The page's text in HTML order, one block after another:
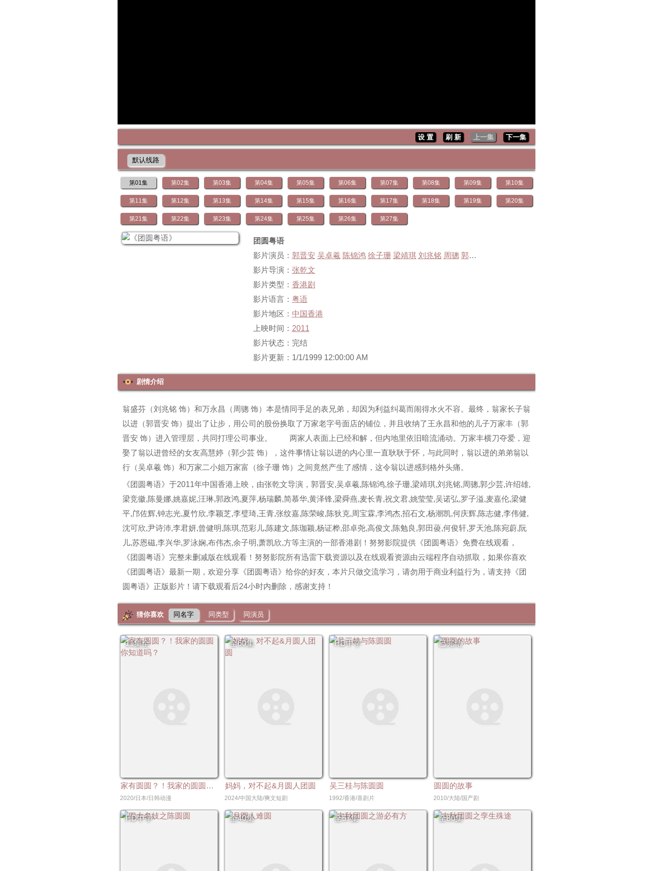
设 置 刷 新 上一集 下一集
默认线路
第01集 第02集 第03集 第04集 第05集 第06集 第07集 第08集 第09集 第10集
第11集 第12集 第13集 第14集 第15集 第16集 第17集 第18集 第19集 第20集
第21集 第22集 第23集 第24集 第25集 第26集 第27集
团圆粤语
影片演员： 郭晋安 吴卓羲 陈锦鸿 徐子珊 梁靖琪 刘兆铭 周骢 郭少芸
影片导演： 张乾文
影片类型： 香港剧
影片语言： 粤语
影片地区： 中国香港
上映时间： 2011
影片状态：完结
影片更新：1/1/1999 12:00:00 AM
剧情介绍
翁盛芬（刘兆铭 饰）和万永昌（周骢 饰）本是情同手足的表兄弟，却因为利益纠葛而闹得水火不容。最终，翁家长子翁
以进（郭晋安 饰）提出了让步，用公司的股份换取了万家老字号面店的铺位，并且收纳了王永昌和他的儿子万家丰（郭
晋安 饰）进入管理层，共同打理公司事业。 两家人表面上已经和解，但内地里依旧暗流涌动。万家丰横刀夺爱，迎
娶了翁以进曾经的女友高慧婷（郭少芸 饰），这件事情让翁以进的内心里一直耿耿于怀，与此同时，翁以进的弟弟翁以
行（吴卓羲 饰）和万家二小姐万家富（徐子珊 饰）之间竟然产生了感情，这令翁以进感到格外头痛。
《团圆粤语》于2011年中国香港上映，由张乾文导演，郭晋安,吴卓羲,陈锦鸿,徐子珊,梁靖琪,刘兆铭,周骢,郭少芸,许绍雄,
梁竞徽,陈曼娜,姚嘉妮,汪琳,郭政鸿,夏萍,杨瑞麟,简慕华,黄泽锋,梁舜燕,麦长青,祝文君,姚莹莹,吴诺弘,罗子溢,麦嘉伦,梁健
平,邝佐辉,钟志光,夏竹欣,李颖芝,李璧琦,王青,张纹嘉,陈荣峻,陈狄克,周宝霖,李鸿杰,招石文,杨潮凯,何庆辉,陈志健,李伟健,
沈可欣,尹诗沛,李君妍,曾健明,陈琪,范彩儿,陈建文,陈珈颖,杨证桦,邵卓尧,高俊文,陈勉良,郭田葰,何俊轩,罗天池,陈宛蔚,阮
儿,苏恩磁,李兴华,罗泳娴,布伟杰,余子明,萧凯欣,方等主演的一部香港剧！努努影院提供《团圆粤语》免费在线观看，
《团圆粤语》完整未删减版在线观看！努努影院所有迅雷下载资源以及在线观看资源由云端程序自动抓取，如果你喜欢
《团圆粤语》最新一期，欢迎分享《团圆粤语》给你的好友，本片只做交流学习，请勿用于商业利益行为，请支持《团
圆粤语》正版影片！请下载观看后24小时内删除，感谢支持！
猜你喜欢 同名字 同类型 同演员
11集全
家有圆圆？！我家的圆圆你知道吗？
2020/日本/日韩动漫
全60集
妈妈，对不起&月圆人团圆
2024/中国大陆/爽文短剧
HD中字
吴三桂与陈圆圆
1992/香港/喜剧片
已完结
圆圆的故事
2010/大陆/国产剧
HD中字 全40集 全57集 全80集